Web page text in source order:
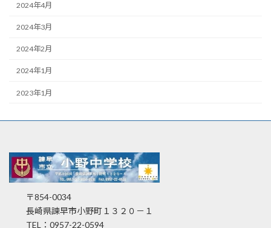
2024年4月
2024年3月
2024年2月
2024年1月
2023年1月
〒854-0034
長崎県諫早市小野町１３２０－１
TEL：0957-22-0594